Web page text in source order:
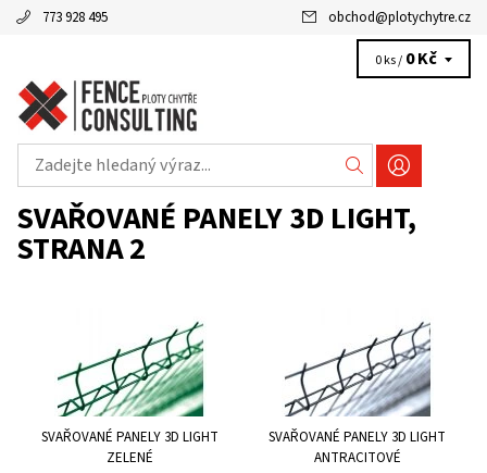
773 928 495 obchod@plotychytre.cz
0 ks / 0 Kč
SVAŘOVANÉ PANELY 3D LIGHT,
STRANA 2
SVAŘOVANÉ PANELY 3D LIGHT
ZELENÉ
SVAŘOVANÉ PANELY 3D LIGHT
ANTRACITOVÉ